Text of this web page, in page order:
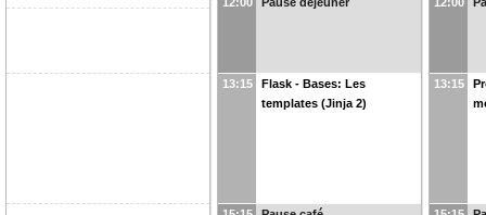
13:15
Flask - Bases: Les
templates (Jinja 2)
13:15